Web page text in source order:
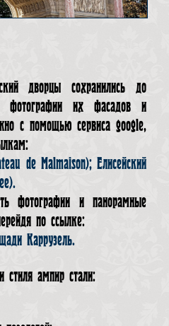
дворцы сохранились до
фотографии их фасадов и
с помощью сервиса google,
de Malmaison); Елисейский
фотографии и панорамные
по ссылке:
Каррузель.
стиля ампир стали: